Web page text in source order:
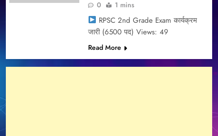
0
1 mins
RPSC 2nd Grade Exam कार्यक्रम
जारी (6500 पद) Views: 49
Read More